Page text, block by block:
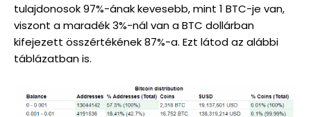
tulajdonosok 97%-ának kevesebb, mint 1 BTC-je van,
viszont a maradék 3%-nál van a BTC dollárban
kifejezett összértékének 87%-a. Ezt látod az alábbi
táblázatban is.